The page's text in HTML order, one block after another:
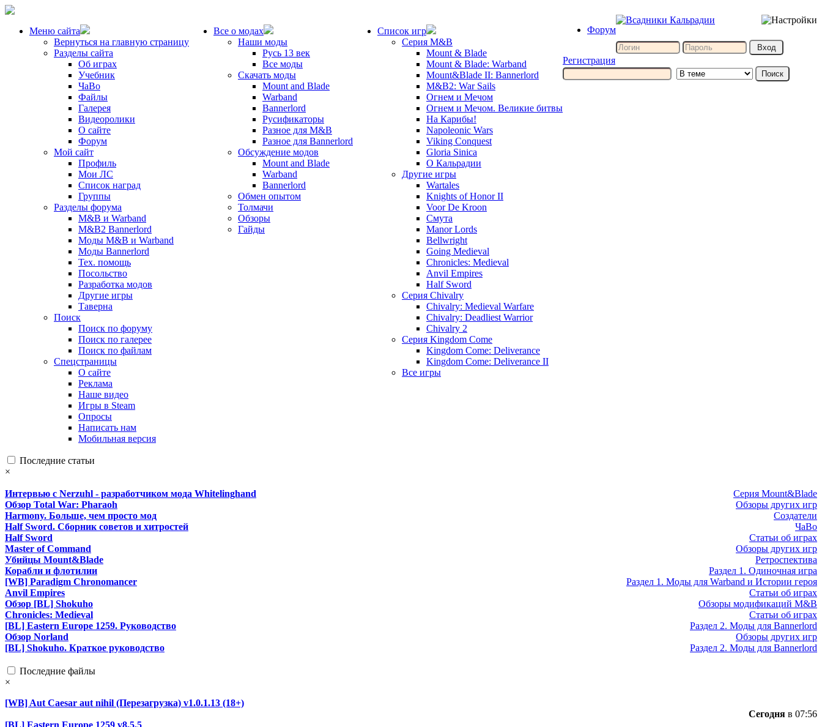
Меню сайта
Вернуться на главную страницу
Разделы сайта
Об играх
Учебник
ЧаВо
Файлы
Галерея
Видеоролики
О сайте
Форум
Мой сайт
Профиль
Мои ЛС
Список наград
Группы
Разделы форума
M&B и Warband
M&B2 Bannerlord
Моды M&B и Warband
Моды Bannerlord
Тех. помощь
Посольство
Разработка модов
Другие игры
Таверна
Поиск
Поиск по форуму
Поиск по галерее
Поиск по файлам
Спецстраницы
О сайте
Реклама
Наше видео
Игры в Steam
Опросы
Написать нам
Мобильная версия
Все о модах
Наши моды
Русь 13 век
Все моды
Скачать моды
Mount and Blade
Warband
Bannerlord
Русификаторы
Разное для M&B
Разное для Bannerlord
Обсуждение модов
Mount and Blade
Warband
Bannerlord
Обмен опытом
Толмачи
Обзоры
Гайды
Список игр
Серия M&B
Mount & Blade
Mount & Blade: Warband
Mount&Blade II: Bannerlord
M&B2: War Sails
Огнем и Мечом
Огнем и Мечом. Великие битвы
На Карибы!
Napoleonic Wars
Viking Conquest
Gloria Sinica
О Кальрадии
Другие игры
Wartales
Knights of Honor II
Voor De Kroon
Смута
Manor Lords
Bellwright
Going Medieval
Chronicles: Medieval
Anvil Empires
Half Sword
Серия Chivalry
Chivalry: Medieval Warfare
Chivalry: Deadliest Warrior
Chivalry 2
Серия Kingdom Come
Kingdom Come: Deliverance
Kingdom Come: Deliverance II
Все игры
Форум
Регистрация
Последние статьи
×
Серия Mount&Blade
Интервью с Nerzuhl - разработчиком мода Whitelinghand
Обзоры других игр
Обзор Total War: Pharaoh
Создатели
Harmony. Больше, чем просто мод
ЧаВо
Half Sword. Сборник советов и хитростей
Статьи об играх
Half Sword
Обзоры других игр
Master of Command
Ретроспектива
Убийцы Mount&Blade
Раздел 1. Одиночная игра
Корабли и флотилии
Раздел 1. Моды для Warband и Истории героя
[WB] Paradigm Chronomancer
Статьи об играх
Anvil Empires
Обзоры модификаций M&B
Обзор [BL] Shokuho
Статьи об играх
Chronicles: Medieval
Раздел 2. Моды для Bannerlord
[BL] Eastern Europe 1259. Руководство
Обзоры других игр
Обзор Norland
Раздел 2. Моды для Bannerlord
[BL] Shokuho. Краткое руководство
Последние файлы
×
[WB] Aut Caesar aut nihil (Перезагрузка) v1.0.1.13 (18+)
Сегодня в 07:56
[BL] Eastern Europe 1259 v8.5.5